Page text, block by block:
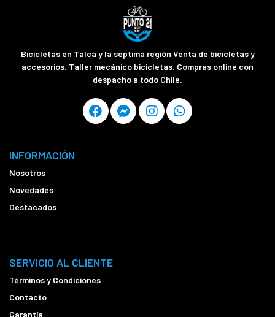
Bicicletas en Talca y la séptima región Venta de bicicletas y
accesorios. Taller mecánico bicicletas. Compras online con
despacho a todo Chile.
INFORMACIÓN
Nosotros
Novedades
Destacados
SERVICIO AL CLIENTE
Términos y Condiciones
Contacto
Garantía